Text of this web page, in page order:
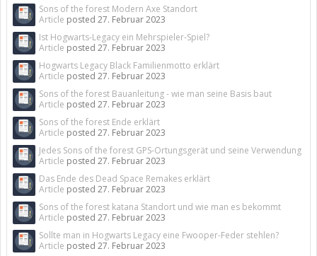
Sons of the forest Modern Axe Standort
Article posted 27. Februar 2023
Ist Hogwarts-Legacy ein Mehrspieler-Spiel?
Article posted 27. Februar 2023
Hogwarts Legacy Black Familienmotto erklärt
Article posted 27. Februar 2023
Sons of the forest Bauanleitung - wie man seine Basis baut
Article posted 27. Februar 2023
Sons of the forest Ende erklärt
Article posted 27. Februar 2023
Jedes Sons of the forest GPS-Ortungsgerät und seine Verwendung
Article posted 27. Februar 2023
Das Ende des Dead Space Remakes erklärt
Article posted 27. Februar 2023
Sons of the forest katana Standort und wie man es bekommt
Article posted 27. Februar 2023
Sollte man in Hogwarts Legacy eine Fwooper-Feder stehlen?
Article posted 27. Februar 2023